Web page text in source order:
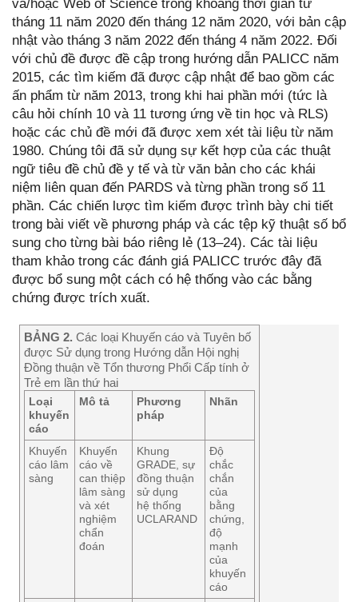
và/hoặc Web of Science trong khoảng thời gian từ
tháng 11 năm 2020 đến tháng 12 năm 2020, với bản cập
nhật vào tháng 3 năm 2022 đến tháng 4 năm 2022. Đối
với chủ đề được đề cập trong hướng dẫn PALICC năm
2015, các tìm kiếm đã được cập nhật để bao gồm các
ấn phẩm từ năm 2013, trong khi hai phần mới (tức là
câu hỏi chính 10 và 11 tương ứng về tin học và RLS)
hoặc các chủ đề mới đã được xem xét tài liệu từ năm
1980. Chúng tôi đã sử dụng sự kết hợp của các thuật
ngữ tiêu đề chủ đề y tế và từ văn bản cho các khái
niệm liên quan đến PARDS và từng phần trong số 11
phần. Các chiến lược tìm kiếm được trình bày chi tiết
trong bài viết về phương pháp và các tệp kỹ thuật số bổ
sung cho từng bài báo riêng lẻ (13–24). Các tài liệu
tham khảo trong các đánh giá PALICC trước đây đã
được bổ sung một cách có hệ thống vào các bằng
chứng được trích xuất.
BẢNG 2. Các loại Khuyến cáo và Tuyên bố
được Sử dụng trong Hướng dẫn Hội nghị
Đồng thuận về Tổn thương Phổi Cấp tính ở
Trẻ em lần thứ hai
Loại
khuyến
cáo
Mô tả
Phương
pháp
Nhãn
Khuyến
cáo lâm
sàng
Khuyến
cáo về
can thiệp
lâm sàng
và xét
nghiệm
chẩn
đoán
Khung
GRADE, sự
đồng thuận
sử dụng
hệ thống
UCLARAND
Độ
chắc
chắn
của
bằng
chứng,
độ
mạnh
của
khuyến
cáo